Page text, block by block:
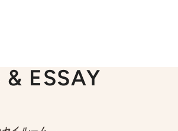
ESSAY